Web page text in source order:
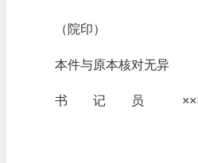
（院印）
本件与原本核对无异
书 记 员